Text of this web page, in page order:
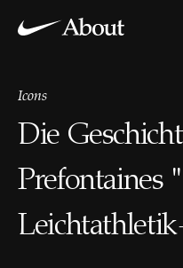
Icons
Die
Prefontaines